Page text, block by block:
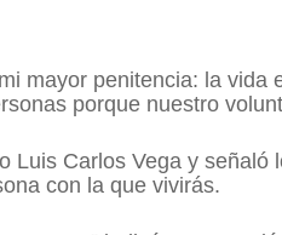
mayor penitencia: la
porque nuestro
Luis Carlos Vega y
con la que vivirás.